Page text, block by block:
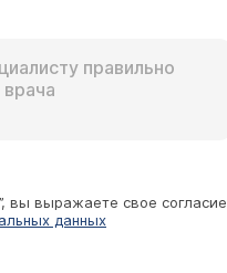
вы выражаете свое согласие
данных